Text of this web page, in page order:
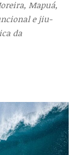
Mapuá,
e jiu-
da